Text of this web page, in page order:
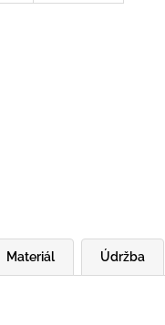
Materiál Údržba